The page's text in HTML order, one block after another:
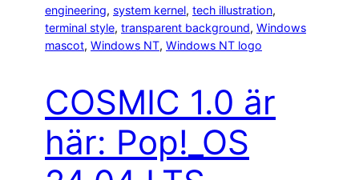
engineering, system kernel, tech illustration
terminal style, transparent background, Windows
mascot, Windows NT, Windows NT logo
COSMIC 1.0 är
här: Pop!_OS